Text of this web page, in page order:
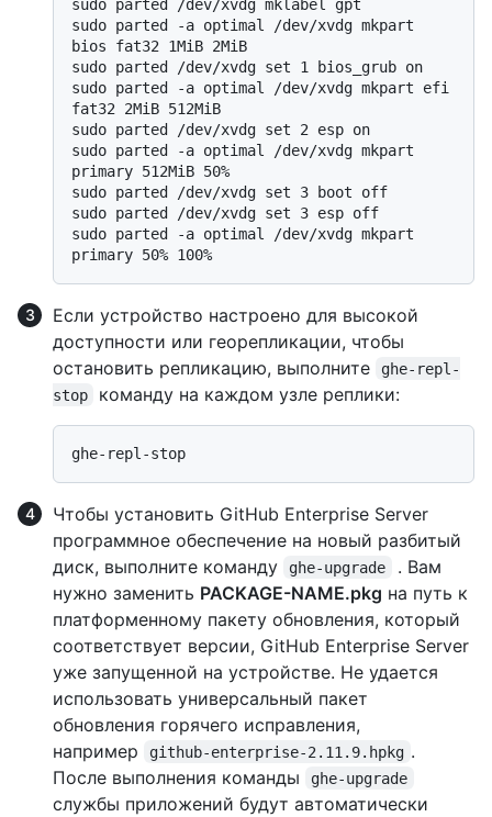
sudo parted /dev/xvdg mklabel gpt
sudo parted -a optimal /dev/xvdg mkpart
bios fat32 1MiB 2MiB
sudo parted /dev/xvdg set 1 bios_grub on
sudo parted -a optimal /dev/xvdg mkpart efi
fat32 2MiB 512MiB
sudo parted /dev/xvdg set 2 esp on
sudo parted -a optimal /dev/xvdg mkpart
primary 512MiB 50%
sudo parted /dev/xvdg set 3 boot off
sudo parted /dev/xvdg set 3 esp off
sudo parted -a optimal /dev/xvdg mkpart
Если устройство настроено для высокой
доступности или георепликации, чтобы
остановить репликацию, выполните
ghe-repl-
stop
команду на каждом узле реплики:
Чтобы установить GitHub Enterprise Server
программное обеспечение на новый разбитый
диск, выполните команду
ghe-upgrade
. Вам
нужно заменить PACKAGE-NAME.pkg на путь к
платформенному пакету обновления, который
соответствует версии, GitHub Enterprise Server
уже запущенной на устройстве. Не удается
использовать универсальный пакет
обновления горячего исправления,
например
github-enterprise-2.11.9.hpkg .
После выполнения команды
ghe-upgrade
службы приложений будут автоматически